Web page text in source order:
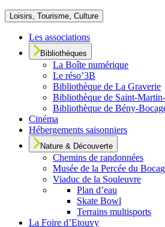
Loisirs, Tourisme, Culture
Les associations
Bibliothèques
La Boîte numérique
Le réso’3B
Bibliothèque de La Graverie
Bibliothèque de Saint-
Bibliothèque de Bény-
Cinéma
Hébergements saisonniers
Nature & Découverte
Chemins de randonnées
Musée de la Percée du
Viaduc de la Souleuvre
Plan d’eau
Skate Bowl
Terrains multisports
La Foire d’Etouvy